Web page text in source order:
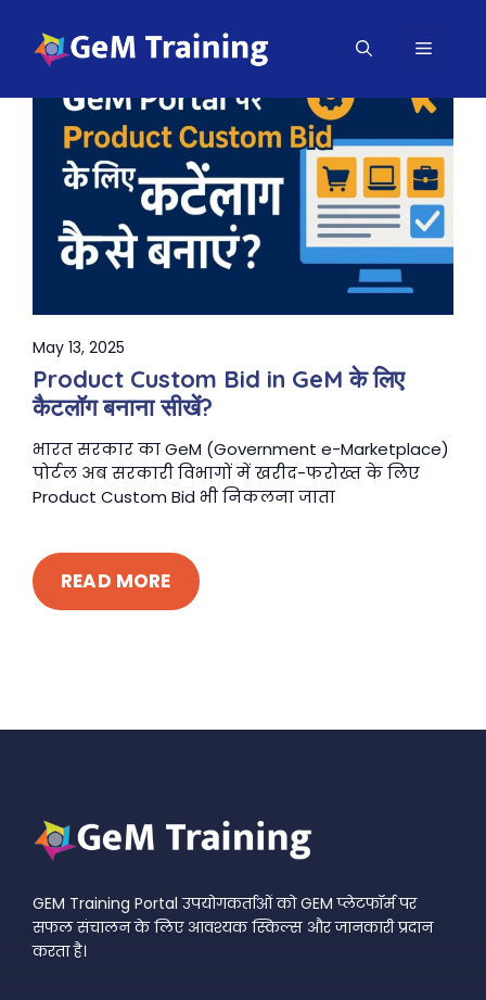
content
MENU
May 13, 2025
Product Custom Bid in GeM के लिए
कैटलॉग बनाना सीखें?
भारत सरकार का GeM (Government e-Marketplace)
पोर्टल अब सरकारी विभागों में खरीद-फरोख्त के लिए
Product Custom Bid भी निकलना जाता
READ MORE
GEM Training Portal उपयोगकर्ताओं को GEM प्लेटफॉर्म पर
सफल संचालन के लिए आवश्यक स्किल्स और जानकारी प्रदान
करता है।